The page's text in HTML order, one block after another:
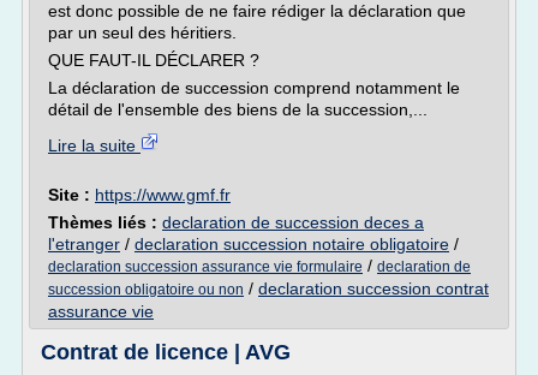
est donc possible de ne faire rédiger la déclaration que
par un seul des héritiers.
QUE FAUT-IL DÉCLARER ?
La déclaration de succession comprend notamment le
détail de l'ensemble des biens de la succession,...
Lire la suite
Site : https://www.gmf.fr
Thèmes liés : declaration de succession deces a
l'etranger / declaration succession notaire obligatoire /
declaration succession assurance vie formulaire / declaration de
succession obligatoire ou non / declaration succession contrat
assurance vie
Contrat de licence | AVG